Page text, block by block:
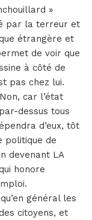
»
par la terreur et
étrangère et
de voir que
à côté de
pas chez lui.
car l’état
dessus tous
d’eux, tôt
politique de
devenant LA
honore
général les
citoyens, et